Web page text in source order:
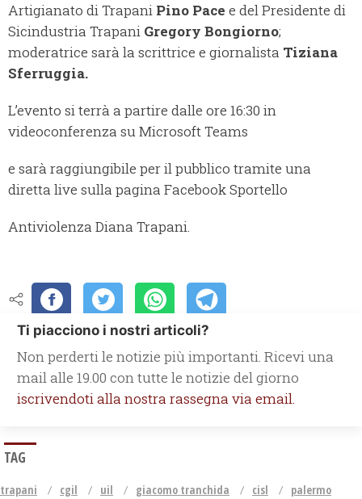
Artigianato di Trapani Pino Pace e del Presidente di
Sicindustria Trapani Gregory Bongiorno;
moderatrice sarà la scrittrice e giornalista Tiziana
Sferruggia.
L’evento si terrà a partire dalle ore 16:30 in
videoconferenza su Microsoft Teams
e sarà raggiungibile per il pubblico tramite una
diretta live sulla pagina Facebook Sportello
Antiviolenza Diana Trapani.
Ti piacciono i nostri articoli?
Non perderti le notizie più importanti. Ricevi una
mail alle 19.00 con tutte le notizie del giorno
iscrivendoti alla nostra rassegna via email.
TAG
trapani cgil uil giacomo tranchida cisl palermo